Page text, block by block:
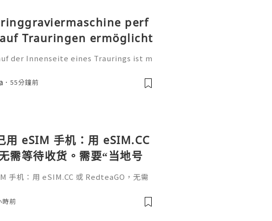
perf
Trauringen ermöglicht
der Innenseite eines Traurings ist m
Datum, einen Namen, einen beso
55分鐘前
用 eSIM 手机：用 eSIM.CC
需等待收货。需要“当地号
打车、外卖、客户联
手机：用 eSIM.CC 或 RedteaGO，无需
确提供通话短信套餐）。长期多国移动办
eSIM：用 Xesim，一次收货长期使用，
時前